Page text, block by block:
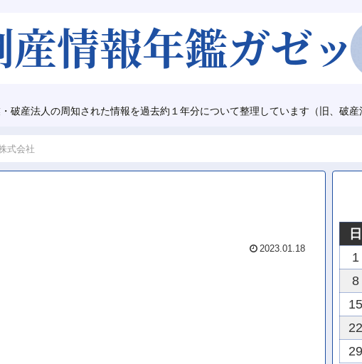
破産法人の周知された情報を過去約１年分について整理しています（旧、破産
式会社
2023.01.18
日
1
8
15
22
29